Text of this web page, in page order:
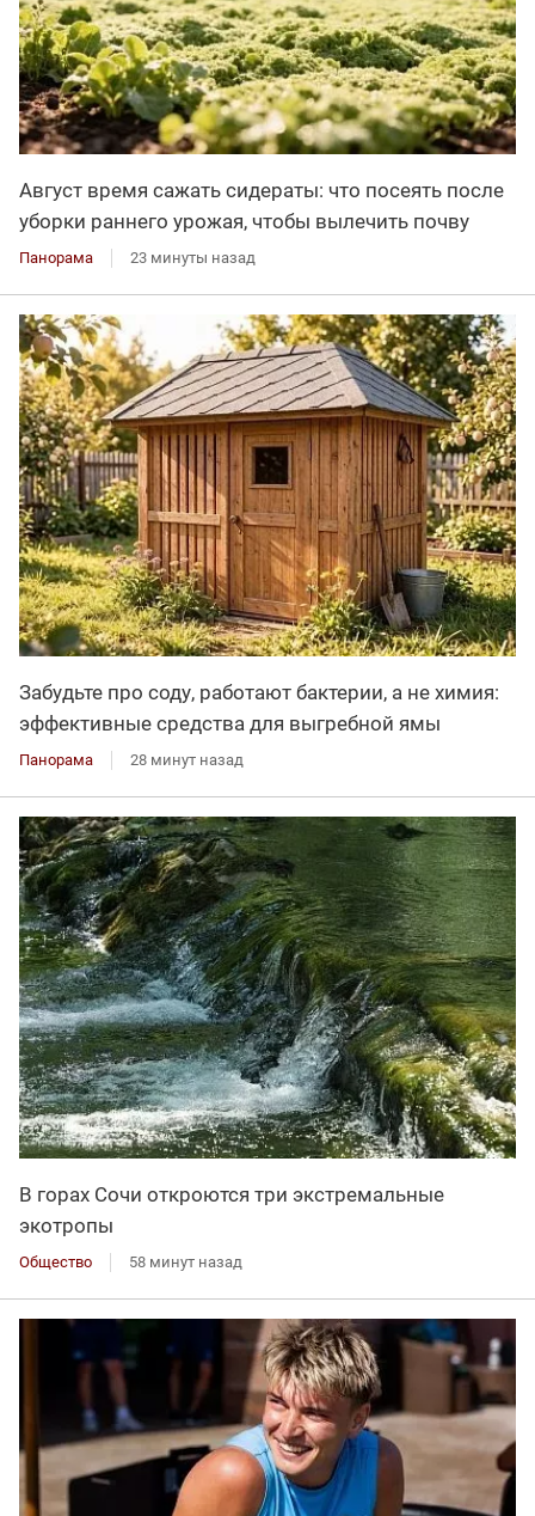
Август время сажать сидераты: что посеять после
уборки раннего урожая, чтобы вылечить почву
Панорама 23 минуты назад
Забудьте про соду, работают бактерии, а не химия:
эффективные средства для выгребной ямы
Панорама 28 минут назад
В горах Сочи откроются три экстремальные
экотропы
Общество 58 минут назад